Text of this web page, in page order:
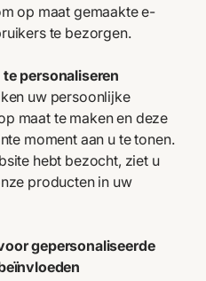
op maat gemaakte e-
te bezorgen.
personaliseren
uw persoonlijke
maat te maken en deze
moment aan u te tonen.
hebt bezocht, ziet u
producten in uw
gepersonaliseerde